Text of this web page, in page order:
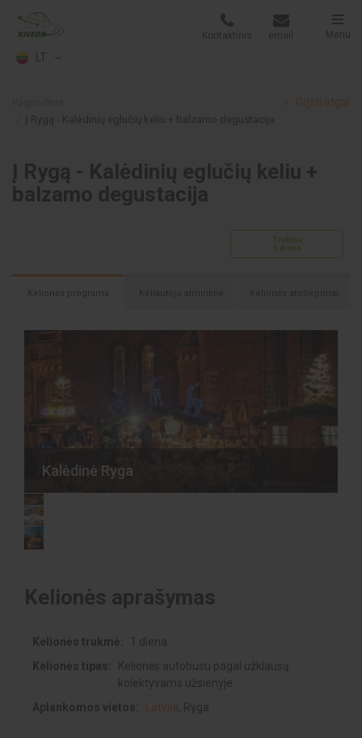
LT
Kontaktinis email Menu
Į Rygą - Kalėdinių eglučių keliu + balzamo degustacija
Grįžti atgal
Į Rygą - Kalėdinių eglučių keliu +
balzamo degustacija
Trukmė
1 diena
Kelionės programa
Kalėdinė Ryga
Kelionės aprašymas
Kelionės trukmė:
1 diena
Kelionės tipas:
Kelionės autobusu pagal užklausą
kolektyvams užsienyje
Aplankomos vietos:
Latvija, Ryga